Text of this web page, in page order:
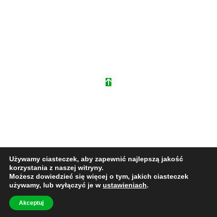
Używamy ciasteczek, aby zapewnić najlepszą jakość
korzystania z naszej witryny.
Możesz dowiedzieć się więcej o tym, jakich ciasteczek
używamy, lub wyłączyć je w ustawieniach.
Akceptuj